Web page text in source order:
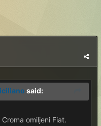
said:
omiljeni Fiat.